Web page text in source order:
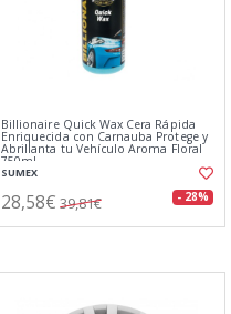
Billionaire Quick Wax Cera Rápida
Enriquecida con Carnauba Protege y
Abrillanta tu Vehículo Aroma Floral
750ml
SUMEX
28,58€ 39,81€ - 28%